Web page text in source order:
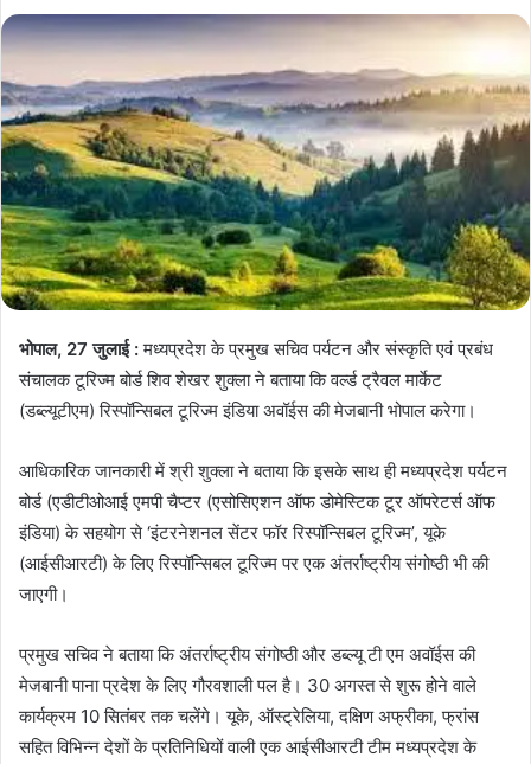
भोपाल, 27 जुलाई :मध्यप्रदेश के प्रमुख सचिव पर्यटन और संस्कृति एवं प्रबंध
संचालक टूरिज्म बोर्ड शिव शेखर शुक्ला ने बताया कि वर्ल्ड ट्रैवल मार्केट
(डब्ल्यूटीएम) रिस्पॉन्सिबल टूरिज्म इंडिया अवॉईस की मेजबानी भोपाल करेगा।
आधिकारिक जानकारी में श्री शुक्ला ने बताया कि इसके साथ ही मध्यप्रदेश पर्यटन
बोर्ड (एडीटीओआई एमपी चैप्टर (एसोसिएशन ऑफ डोमेस्टिक टूर ऑपरेटर्स ऑफ
इंडिया) के सहयोग से ‘इंटरनेशनल सेंटर फॉर रिस्पॉन्सिबल टूरिज्म’, यूके
(आईसीआरटी) के लिए रिस्पॉन्सिबल टूरिज्म पर एक अंतर्राष्ट्रीय संगोष्ठी भी की
जाएगी।
प्रमुख सचिव ने बताया कि अंतर्राष्ट्रीय संगोष्ठी और डब्ल्यू टी एम अवॉईस की
मेजबानी पाना प्रदेश के लिए गौरवशाली पल है। 30 अगस्त से शुरू होने वाले
कार्यक्रम 10 सितंबर तक चलेंगे। यूके, ऑस्ट्रेलिया, दक्षिण अफ्रीका, फ्रांस
सहित विभिन्न देशों के प्रतिनिधियों वाली एक आईसीआरटी टीम मध्यप्रदेश के